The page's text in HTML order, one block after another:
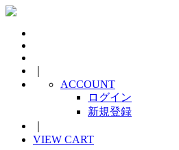
ACCOUNT
ログイン
新規登録
VIEW CART